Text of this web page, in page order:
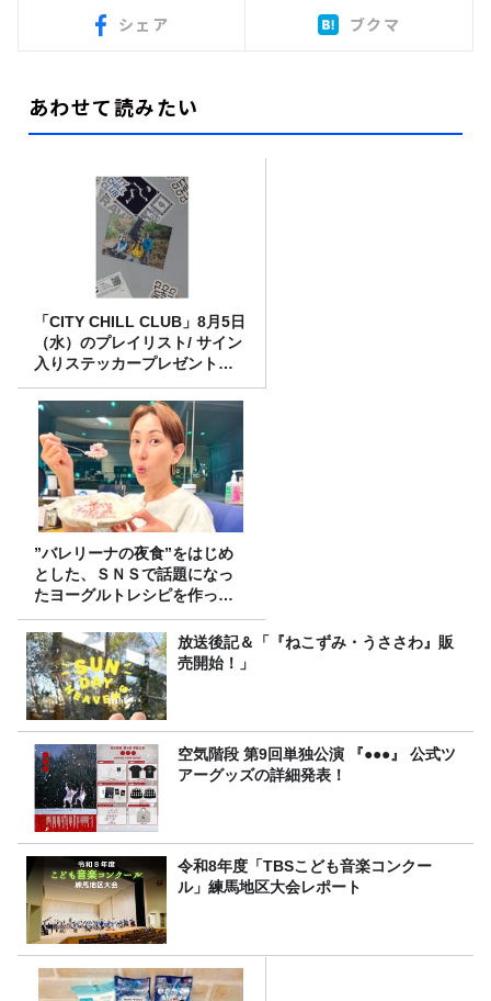
シェア ブクマ
あわせて読みたい
「CITY CHILL CLUB」8月5日
（水）のプレイリスト/ サイン
入りステッカープレゼント有
り
”バレリーナの夜食”をはじめ
とした、ＳＮＳで話題になっ
たヨーグルトレシピを作って
みた！
放送後記＆「『ねこずみ・うささわ』販
売開始！」
空気階段 第9回単独公演 『●●●』 公式ツ
アーグッズの詳細発表！
令和8年度「TBSこども音楽コンクー
ル」練馬地区大会レポート